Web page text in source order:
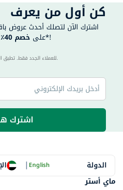
كن أول من يعرف
اشترك الآن لتصلك أحدث عروض
على خصم 40٪ على طلبك الأول مباشرةً*!
40 للعملاء الجدد فقط. تطبق الشروط والأحكام.
اشترك
الدولة |English
ماي أستر